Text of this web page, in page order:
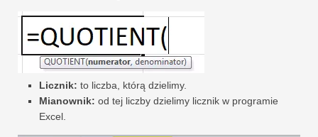
Licznik: to liczba, którą dzielimy.
Mianownik: od tej liczby dzielimy licznik w programie
Excel.